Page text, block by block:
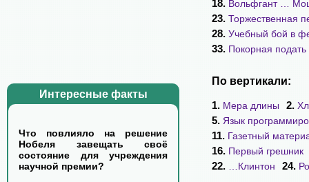
Интересные факты
Что повлияло на решение
Нобеля завещать своё
состояние для учреждения
научной премии?
18. Вольфгант …
23. Торжественная
28. Учебный бой в
33. Покорная подать
По вертикали:
1. Мера длины 2.
5. Язык
11. Газетный
16. Первый грешник
22. …Клинтон 24.